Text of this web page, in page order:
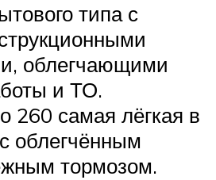
типа с
облегчающими
и ТО.
260 самая лёгкая в
облегчённым
тормозом.